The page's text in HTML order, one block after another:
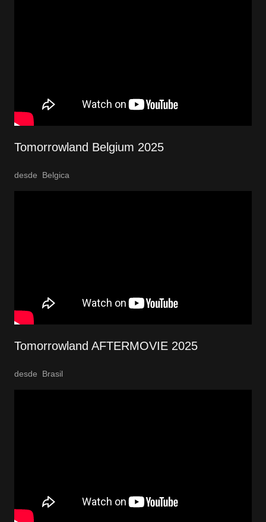
Tomorrowland Belgium 2025
desde Belgica
Tomorrowland AFTERMOVIE 2025
desde Brasil